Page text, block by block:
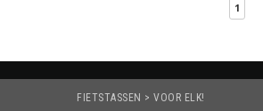
1
FIETSTASSEN > VOOR ELK!